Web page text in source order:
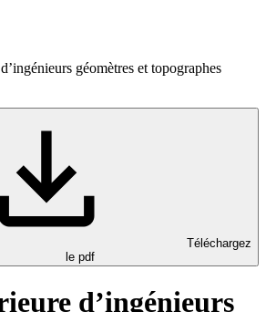
géomètres et topographes
Téléchargez
le pdf
d’ingénieurs